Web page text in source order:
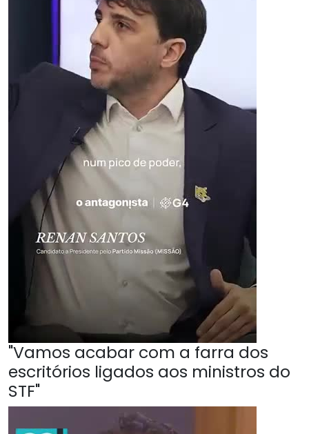
"Vamos acabar com a farra dos
escritórios ligados aos ministros do
STF"